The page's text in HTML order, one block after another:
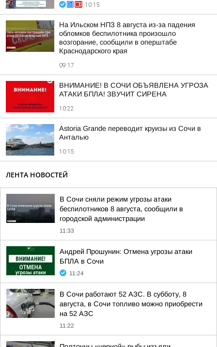
10:15
На Ильском НПЗ 8 августа из-за падения
обломков беспилотника произошло
возгорание, сообщили в оперштабе
Краснодарского края
09:17
ВНИМАНИЕ! В СОЧИ ОБЪЯВЛЕНА УГРОЗА
АТАКИ БПЛА! ЗВУЧИТ СИРЕНА
10:22
Astoria Grande переводит круизы из Сочи в
Анталью
10:15
ЛЕНТА НОВОСТЕЙ
В Сочи сняли режим угрозы атаки
беспилотников 8 августа, сообщили в
городской администрации
11:33
Андрей Прошунин: Отмена угрозы атаки
БПЛА в Сочи
11:24
В Сочи работают 52 АЗС. В субботу, 8
августа, в Сочи топливо можно приобрести
на 52 АЗС
11:22